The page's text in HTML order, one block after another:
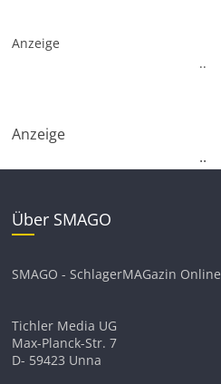
Anzeige
..
Anzeige
..
Über SMAGO
SMAGO - SchlagerMAGazin Online
Tichler Media UG
Max-Planck-Str. 7
D- 59423 Unna